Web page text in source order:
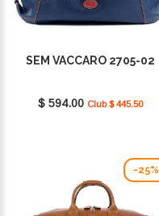
SEM VACCARO 2705-02
$ 594.00 Club $ 445.50
-25%